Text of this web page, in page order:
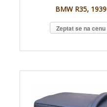
BMW R35, 1939
Zeptat se na cenu